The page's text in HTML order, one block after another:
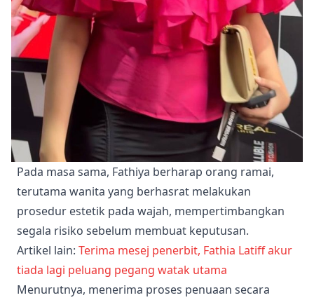
Pada masa sama, Fathiya berharap orang ramai,
terutama wanita yang berhasrat melakukan
prosedur estetik pada wajah, mempertimbangkan
segala risiko sebelum membuat keputusan.
Artikel lain: Terima mesej penerbit, Fathia Latiff akur
tiada lagi peluang pegang watak utama
Menurutnya, menerima proses penuaan secara